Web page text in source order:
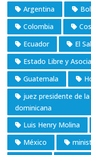
Argentina
Colombia
Ecuador
El
Estado Libre y
Guatemala
juez presidente de
dominicana
Luis Henry Molina
México